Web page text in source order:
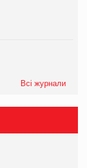
Всі журнали